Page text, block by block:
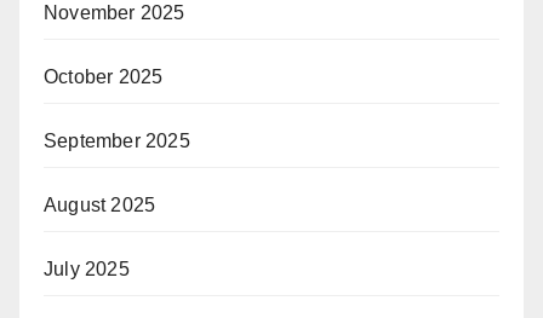
November 2025
October 2025
September 2025
August 2025
July 2025